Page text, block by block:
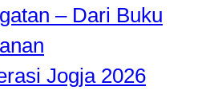
– Dari Buku
Jogja 2026